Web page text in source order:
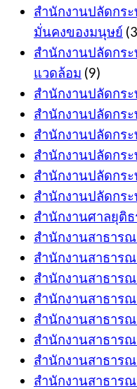
สำนักงานปลัดกร
มั่นคงของมนุษย์
สำนักงานปลัดกร
แวดล้อม (9)
สำนักงานปลัดกระ
สำนักงานปลัดกร
สำนักงานปลัดกร
สำนักงานปลัดกร
สำนักงานปลัดกร
สำนักงานปลัดกร
สำนักงานศาลยุติธ
สำนักงานสาธาร
สำนักงานสาธาร
สำนักงานสาธาร
สำนักงานสาธาร
สำนักงานสาธาร
สำนักงานสาธาร
สำนักงานสาธาร
สำนักงานสาธาร